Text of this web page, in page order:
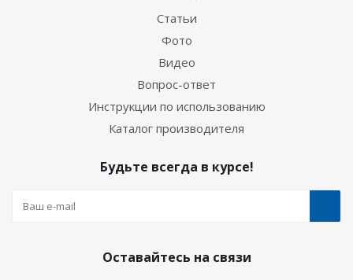
Статьи
Фото
Видео
Вопрос-ответ
Инструкции по использованию
Каталог производителя
Будьте всегда в курсе!
Оставайтесь на связи